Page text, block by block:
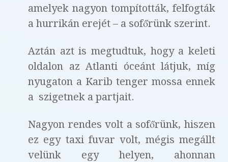
amelyek nagyon tompították, felfogták
a hurrikán erejét – a sofőrünk szerint.
Aztán azt is megtudtuk, hogy a keleti
oldalon az Atlanti óceánt látjuk, míg
nyugaton a Karib tenger mossa ennek
a szigetnek a partjait.
Nagyon rendes volt a sofőrünk, hiszen
ez egy taxi fuvar volt, mégis megállt
velünk egy helyen, ahonnan